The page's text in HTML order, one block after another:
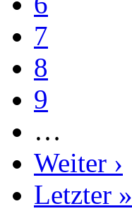
7
8
9
…
Weiter ›
Letzter »